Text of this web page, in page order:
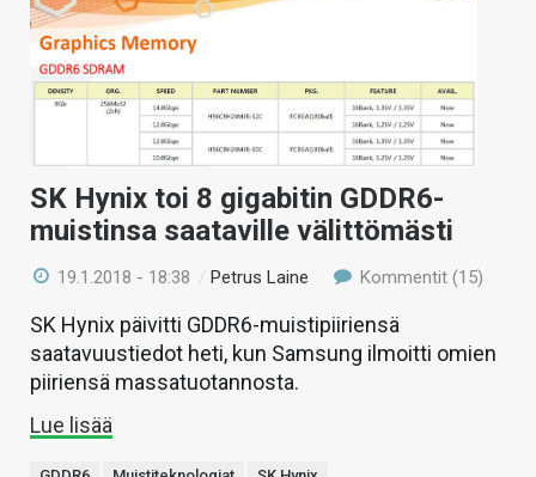
SK Hynix toi 8 gigabitin GDDR6-
muistinsa saataville välittömästi
19.1.2018 - 18:38 /Petrus Laine Kommentit (15)
SK Hynix päivitti GDDR6-muistipiiriensä
saatavuustiedot heti, kun Samsung ilmoitti omien
piiriensä massatuotannosta.
Lue lisää